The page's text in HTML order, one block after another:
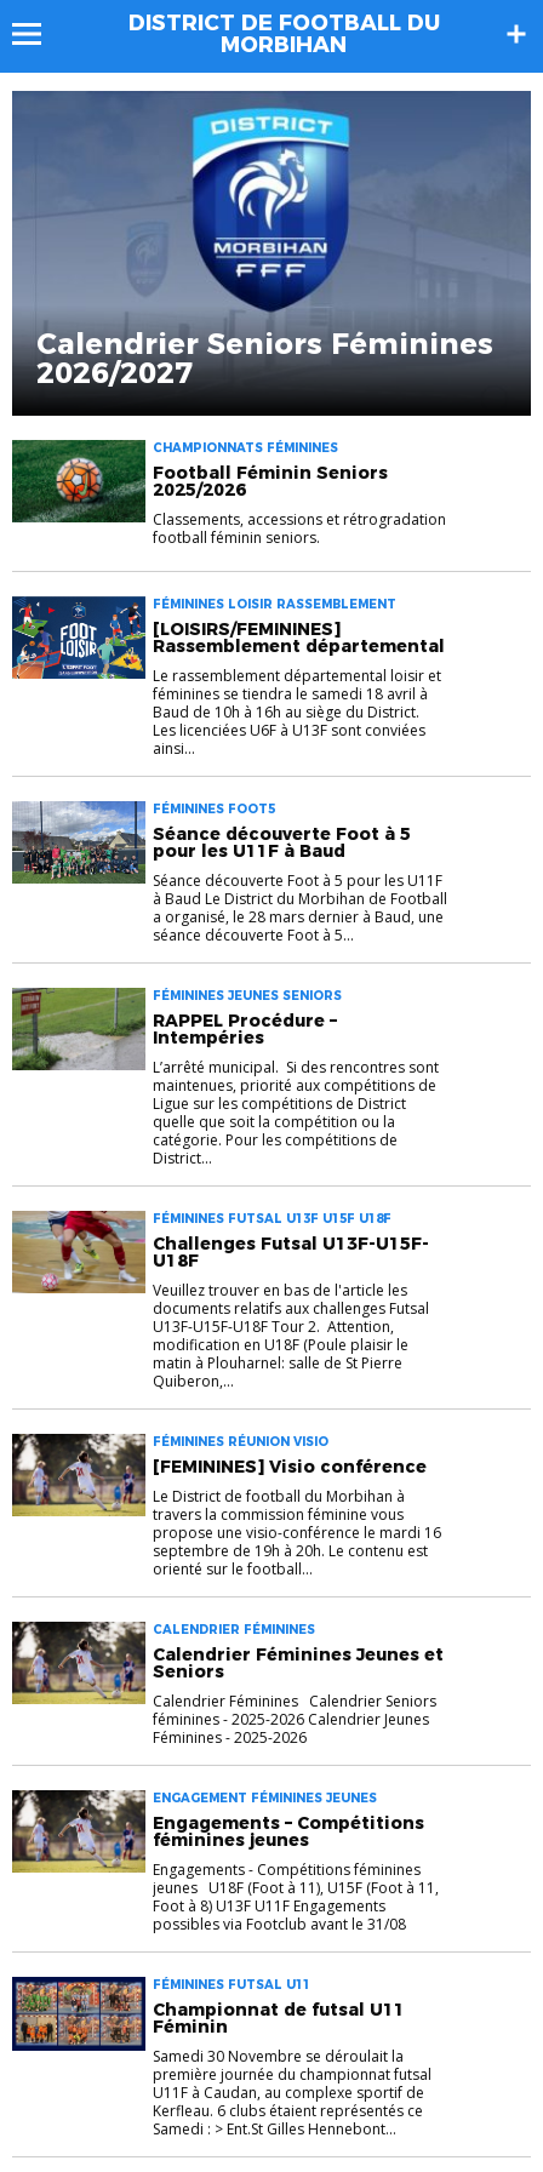
DISTRICT DE FOOTBALL DU
MORBIHAN
Calendrier Seniors Féminines
2026/2027
CHAMPIONNATS FÉMININES
Football Féminin Seniors
2025/2026
Classements, accessions et rétrogradation
football féminin seniors.
FÉMININES LOISIR RASSEMBLEMENT
[LOISIRS/FEMININES]
Rassemblement départemental
Le rassemblement départemental loisir et
féminines se tiendra le samedi 18 avril à
Baud de 10h à 16h au siège du District.
Les licenciées U6F à U13F sont conviées
ainsi...
FÉMININES FOOT5
Séance découverte Foot à 5
pour les U11F à Baud
Séance découverte Foot à 5 pour les U11F
à Baud Le District du Morbihan de Football
a organisé, le 28 mars dernier à Baud, une
séance découverte Foot à 5...
FÉMININES JEUNES SENIORS
RAPPEL Procédure –
Intempéries
L’arrêté municipal. Si des rencontres sont
maintenues, priorité aux compétitions de
Ligue sur les compétitions de District
quelle que soit la compétition ou la
catégorie. Pour les compétitions de
District...
FÉMININES FUTSAL U13F U15F U18F
Challenges Futsal U13F-U15F-
U18F
Veuillez trouver en bas de l'article les
documents relatifs aux challenges Futsal
U13F-U15F-U18F Tour 2. Attention,
modification en U18F (Poule plaisir le
matin à Plouharnel: salle de St Pierre
Quiberon,...
FÉMININES RÉUNION VISIO
[FEMININES] Visio conférence
Le District de football du Morbihan à
travers la commission féminine vous
propose une visio-conférence le mardi 16
septembre de 19h à 20h. Le contenu est
orienté sur le football...
CALENDRIER FÉMININES
Calendrier Féminines Jeunes et
Seniors
Calendrier Féminines Calendrier Seniors
féminines - 2025-2026 Calendrier Jeunes
Féminines - 2025-2026
ENGAGEMENT FÉMININES JEUNES
Engagements – Compétitions
féminines jeunes
Engagements - Compétitions féminines
jeunes U18F (Foot à 11), U15F (Foot à 11,
Foot à 8) U13F U11F Engagements
possibles via Footclub avant le 31/08
FÉMININES FUTSAL U11
Championnat de futsal U11
Féminin
Samedi 30 Novembre se déroulait la
première journée du championnat futsal
U11F à Caudan, au complexe sportif de
Kerfleau. 6 clubs étaient représentés ce
Samedi : > Ent.St Gilles Hennebont...